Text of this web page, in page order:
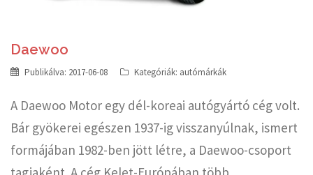
Daewoo
Publikálva: 2017-06-08 Kategóriák: autómárkák
A Daewoo Motor egy dél-koreai autógyártó cég volt.
Bár gyökerei egészen 1937-ig visszanyúlnak, ismert
formájában 1982-ben jött létre, a Daewoo-csoport